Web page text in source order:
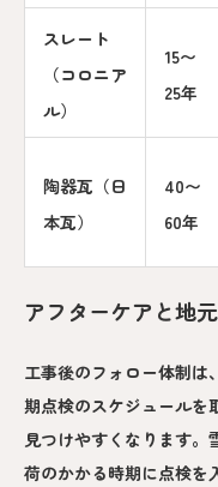
スレート
（コロニア
ル）
15〜
25年
陶器瓦（日
本瓦）
40〜
60年
アフターケアと地
工事後のフォロー体制は
期点検のスケジュールを
見つけやすくなります。
荷のかかる時期に点検を